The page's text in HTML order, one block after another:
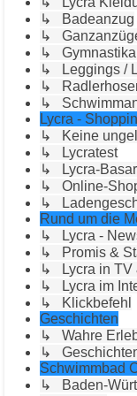
↳ Badeanzug
↳
↳
↳ Leggings /
↳
↳
Lycra -
↳ Keine
↳ Lycratest
↳ Lycra-Basar
↳ Online-
↳
Rund um die
↳ Lycra -
↳ Promis &
↳ Lycra in TV
↳ Lycra im
↳ Klickbefehl
Geschichten
↳ Wahre
↳
Schwimmbad
↳ Baden-